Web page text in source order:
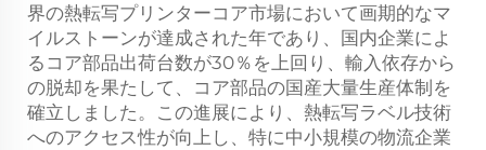
界の熱転写プリンターコア市場において画期的なマ
イルストーンが達成された年であり、国内企業によ
るコア部品出荷台数が30％を上回り、輸入依存から
の脱却を果たして、コア部品の国産大量生産体制を
確立しました。この進展により、熱転写ラベル技術
へのアクセス性が向上し、特に中小規模の物流企業